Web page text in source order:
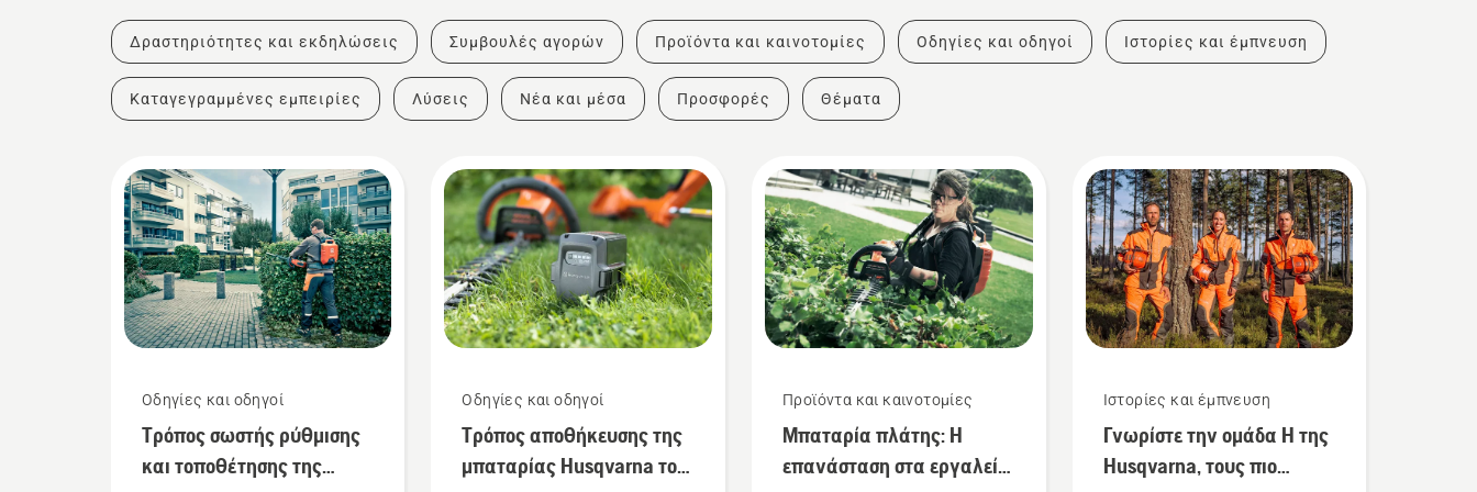
Δραστηριότητες και εκδηλώσεις Συμβουλές αγορών Προϊόντα και καινοτομίες Οδηγίες και οδηγοί Ιστορίες και έμπνευση
Καταγεγραμμένες εμπειρίες Λύσεις Νέα και μέσα Προσφορές Θέματα
Οδηγίες και οδηγοί
Τρόπος σωστής ρύθμισης
και τοποθέτησης της
Οδηγίες και οδηγοί
Τρόπος αποθήκευσης της
μπαταρίας Husqvarna τον
Προϊόντα και καινοτομίες
Μπαταρία πλάτης: Η
επανάσταση στα εργαλεία
Ιστορίες και έμπνευση
Γνωρίστε την ομάδα Η της
Husqvarna, τους πιο